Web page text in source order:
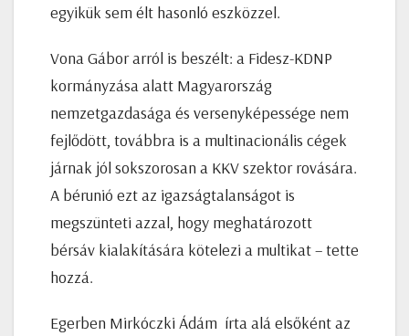
egyikük sem élt hasonló eszközzel.
Vona Gábor arról is beszélt: a Fidesz-KDNP
kormányzása alatt Magyarország
nemzetgazdasága és versenyképessége nem
fejlődött, továbbra is a multinacionális cégek
járnak jól sokszorosan a KKV szektor rovására.
A bérunió ezt az igazságtalanságot is
megszünteti azzal, hogy meghatározott
bérsáv kialakítására kötelezi a multikat – tette
hozzá.
Egerben Mirkóczki Ádám írta alá elsőként az